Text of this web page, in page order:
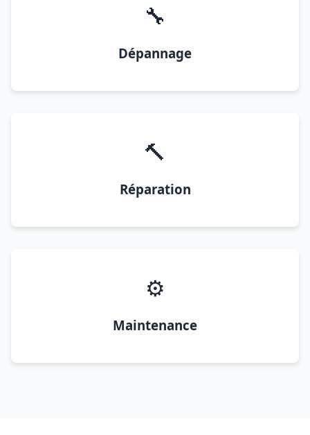
🔧
Dépannage
🔨
Réparation
⚙️
Maintenance